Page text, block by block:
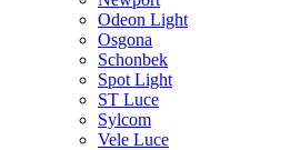
Odeon Light
Osgona
Schonbek
Spot Light
ST Luce
Sylcom
Vele Luce